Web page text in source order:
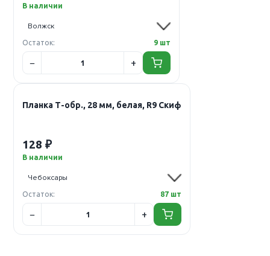
В наличии
Остаток: 9 шт
Планка Т-обр., 28 мм, белая, R9 Скиф
128 ₽
В наличии
Остаток: 87 шт